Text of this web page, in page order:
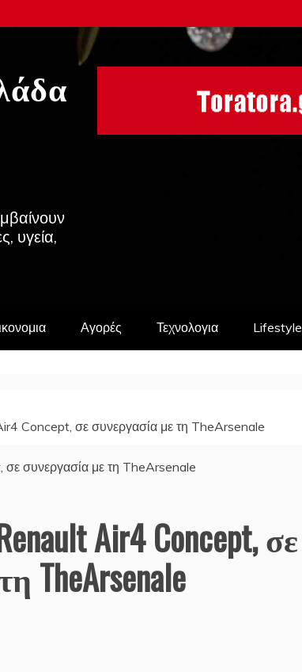
υγεία,
Αγορές Τεχνολογια Lifestyle
Concept, σε συνεργασία με τη TheArsenale
Air4 Concept, σε
TheArsenale